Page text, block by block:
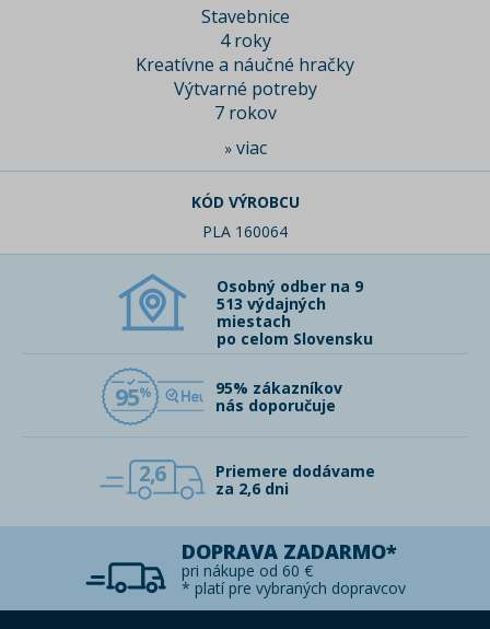
Stavebnice
4 roky
Kreatívne a náučné hračky
Výtvarné potreby
7 rokov
» viac
KÓD VÝROBCU
PLA 160064
Osobný odber na 9
513 výdajných
miestach
po celom Slovensku
95
95% zákazníkov
nás doporučuje
2,6
Priemere dodávame
za 2,6 dni
DOPRAVA ZADARMO*
pri nákupe od 60 €
* platí pre vybraných dopravcov